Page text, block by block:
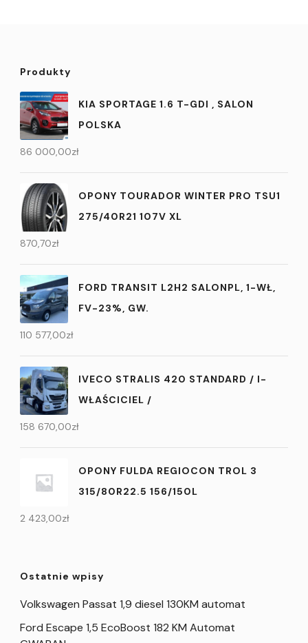
Produkty
KIA SPORTAGE 1.6 T-GDI , SALON
POLSKA
86 000,00zł
OPONY TOURADOR WINTER PRO TSU1
275/40R21 107V XL
870,70zł
FORD TRANSIT L2H2 SALONPL, 1-WŁ,
FV-23%, GW.
110 577,00zł
IVECO STRALIS 420 STANDARD / I-
WŁAŚCICIEL /
158 670,00zł
OPONY FULDA REGIOCON TROL 3
315/80R22.5 156/150L
2 423,00zł
Ostatnie wpisy
Volkswagen Passat 1,9 diesel 130KM automat
Ford Escape 1,5 EcoBoost 182 KM Automat